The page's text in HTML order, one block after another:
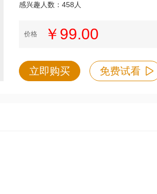
感兴趣人数：458人
价格 ￥99.00
立即购买 免费试看